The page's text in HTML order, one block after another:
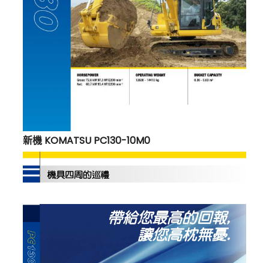
新機 KOMATSU PC130-10M0